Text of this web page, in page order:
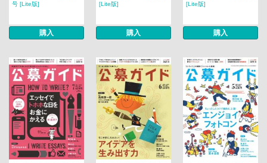
号 [Lite版]
購入
[Lite版]
購入
[Lite版]
購入